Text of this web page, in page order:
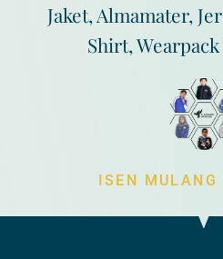
Jaket, Almamater,
Shirt,
ISEN MULANG